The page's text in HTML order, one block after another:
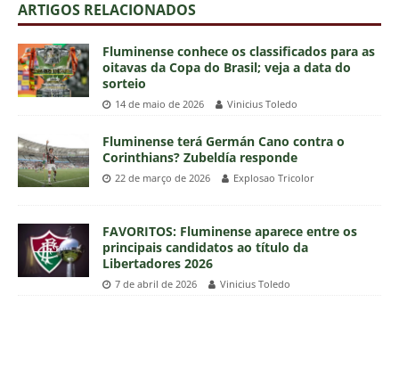
ARTIGOS RELACIONADOS
Fluminense conhece os classificados para as
oitavas da Copa do Brasil; veja a data do
sorteio
14 de maio de 2026 Vinicius Toledo
Fluminense terá Germán Cano contra o
Corinthians? Zubeldía responde
22 de março de 2026 Explosao Tricolor
FAVORITOS: Fluminense aparece entre os
principais candidatos ao título da
Libertadores 2026
7 de abril de 2026 Vinicius Toledo